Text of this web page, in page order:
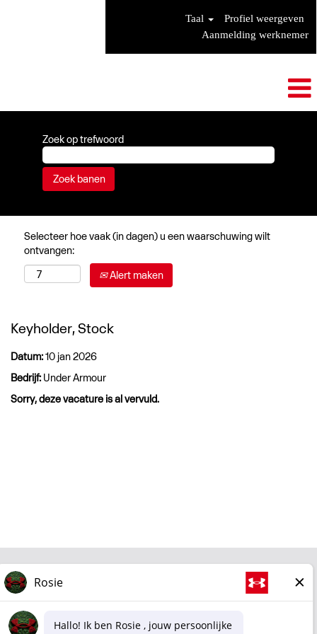
Taal
Profiel weergeven
Aanmelding werknemer
Zoek op trefwoord
Selecteer hoe vaak (in dagen) u een waarschuwing wilt
ontvangen:
Alert maken
Keyholder, Stock
Datum:10 jan 2026
Bedrijf:Under Armour
Sorry, deze vacature is al vervuld.